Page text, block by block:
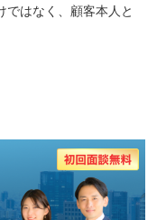
はなく、顧客本人と